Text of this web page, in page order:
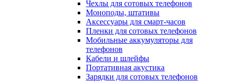
Чехлы для сотовых телефонов
Моноподы, штативы
Аксессуары для смарт-часов
Пленки для сотовых телефонов
Мобильные аккумуляторы для
телефонов
Кабели и шлейфы
Портативная акустика
Зарядки для сотовых телефонов